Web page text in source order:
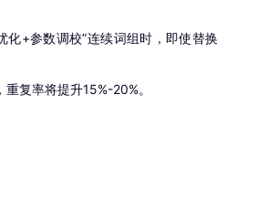
化+参数调校”连续词组时，即使替换
复率将提升15%-20%。